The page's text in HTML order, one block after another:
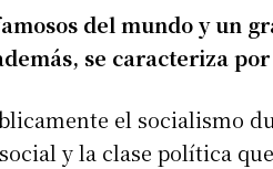
del mundo y un
se caracteriza
el socialismo
y la clase política